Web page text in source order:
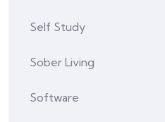
Self Study
Sober Living
Software